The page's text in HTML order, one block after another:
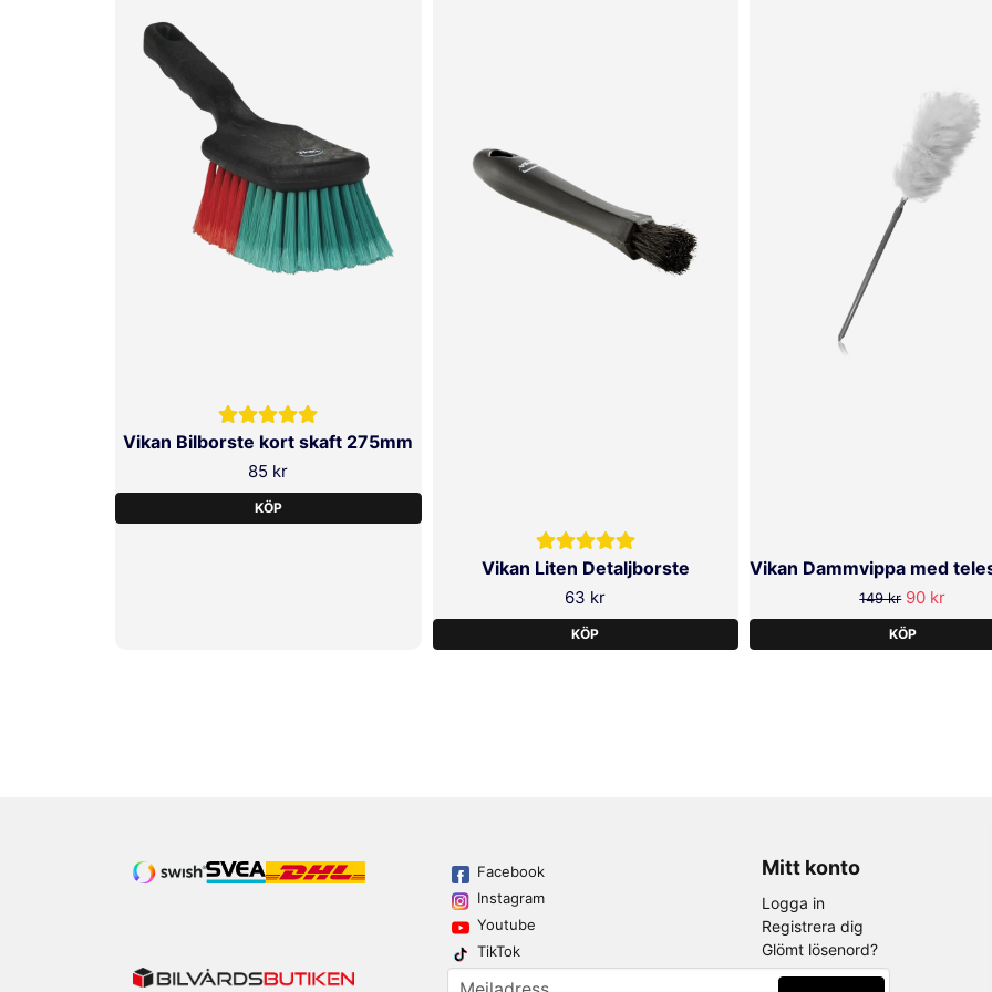
Vikan Bilborste kort skaft 275mm
85 kr
KÖP
Vikan Liten Detaljborste
63 kr
KÖP
149 kr 90 kr
KÖP
Facebook
Instagram
Youtube
TikTok
Mitt konto
Logga in
Registrera dig
Glömt lösenord?
email